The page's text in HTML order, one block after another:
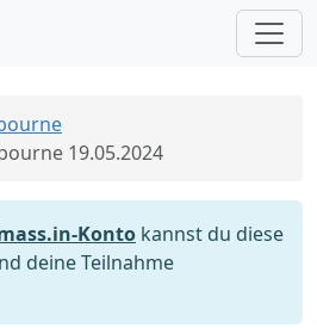
19.05.2024
Konto kannst du diese
deine Teilnahme